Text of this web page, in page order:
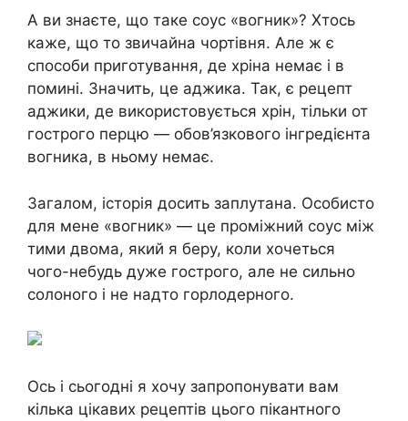
А ви знаєте, що таке соус «вогник»? Хтось
каже, що то звичайна чортівня. Але ж є
способи приготування, де хріна немає і в
помині. Значить, це аджика. Так, є рецепт
аджики, де використовується хрін, тільки от
гострого перцю — обов’язкового інгредієнта
вогника, в ньому немає.
Загалом, історія досить заплутана. Особисто
для мене «вогник» — це проміжний соус між
тими двома, який я беру, коли хочеться
чого-небудь дуже гострого, але не сильно
солоного і не надто горлодерного.
Ось і сьогодні я хочу запропонувати вам
кілька цікавих рецептів цього пікантного